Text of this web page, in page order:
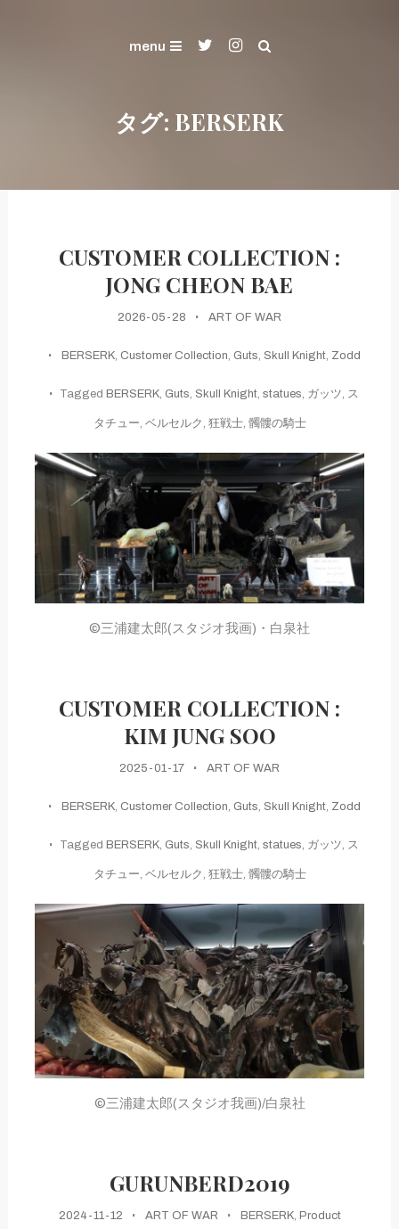
Gallery
menu
タグ: BERSERK
CUSTOMER COLLECTION :
JONG CHEON BAE
2026-05-28 ART OF WAR
BERSERK, Customer Collection, Guts, Skull Knight, Zodd
Tagged BERSERK, Guts, Skull Knight, statues, ガッツ, ス
タチュー, ベルセルク , 狂戦士, 髑髏の騎士
©三浦建太郎(スタジオ我画)・白泉社
CUSTOMER COLLECTION :
KIM JUNG SOO
2025-01-17 ART OF WAR
BERSERK, Customer Collection Guts Skull Knight, Zodd
Tagged BERSERK Guts Skull Knight statues ガッツ ス
タチュー ベルセルク 狂戦士, 髑髏の騎士
©三浦建太郎(スタジオ我画)/白泉社
GURUNBERD2019
2024-11-12 ART OF WAR BERSERK, Product